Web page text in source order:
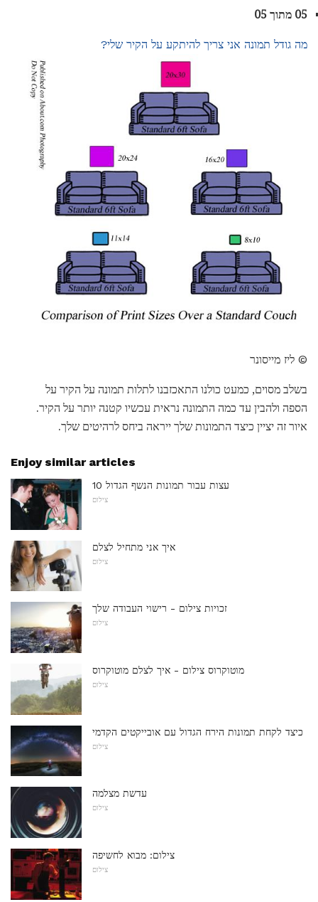
05 מתוך 05
מה גודל תמונה אני צריך להיתקע על הקיר שלי?
© ליז מייסונר
בשלב מסוים, כמעט כולנו התאכזבנו לתלות תמונה על הקיר על
הספה ולהבין עד כמה התמונה נראית עכשיו קטנה יותר על הקיר.
איור זה יציין כיצד התמונות שלך ייראה ביחס לרהיטים שלך.
Enjoy similar articles
10 עצות עבור תמונות הנשף הגדול
צילום
איך אני מתחיל לצלם
צילום
זכויות צילום - רישוי העבודה שלך
צילום
מוטוקרוס צילום - איך לצלם מוטוקרוס
צילום
כיצד לקחת תמונות הירח הגדול עם אובייקטים הקדמי
צילום
עדשת מצלמה
צילום
צילום: מבוא לחשיפה
צילום